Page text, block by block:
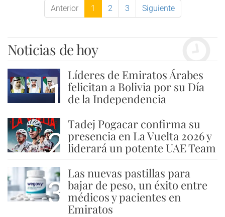
Anterior 1 2 3 Siguiente
Noticias de hoy
1
Líderes de Emiratos Árabes
felicitan a Bolivia por su Día
de la Independencia
2
Tadej Pogacar confirma su
presencia en La Vuelta 2026 y
liderará un potente UAE Team
3
Las nuevas pastillas para
bajar de peso, un éxito entre
médicos y pacientes en
Emiratos